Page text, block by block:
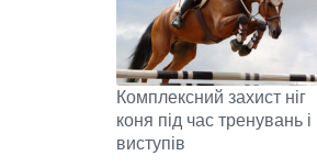
Комплексний захист ніг
коня під час тренувань і
виступів